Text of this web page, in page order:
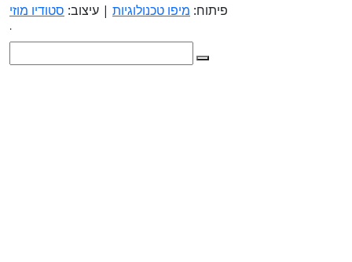
פיתוח: מיפו טכנולוגיות | עיצוב: סטודיו מוזי
.